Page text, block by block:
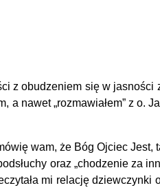
z obudzeniem się w
a nawet „rozmawiałem” z
wam, że Bóg Ojciec Jest,
oraz „chodzenie za
mi relację dziewczynki